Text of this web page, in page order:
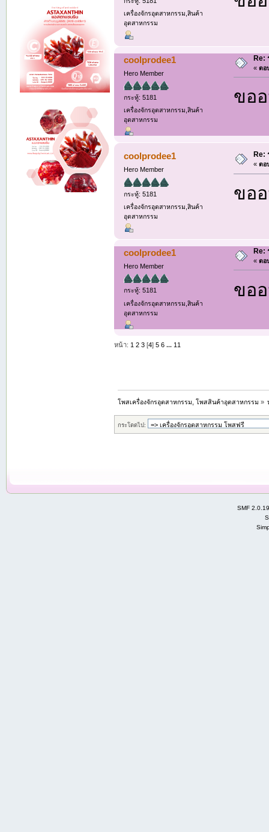
เครื่องจักรอุตสาหกรรม,สินค้า
อุตสาหกรรม
coolprodee1
Hero Member
กระทู้: 5181
เครื่องจักรอุตสาหกรรม,สินค้า
อุตสาหกรรม
Re:
« ตอ
ขอ
coolprodee1
Hero Member
กระทู้: 5181
เครื่องจักรอุตสาหกรรม,สินค้า
อุตสาหกรรม
Re:
« ตอ
ขอ
coolprodee1
Hero Member
กระทู้: 5181
เครื่องจักรอุตสาหกรรม,สินค้า
อุตสาหกรรม
Re:
« ตอ
ขอ
หน้า: 1 2 3[4] 5 6 ... 11
โพสเครื่องจักรอุตสาหกรรม, โพสสินค้าอุตสาหกรรม »
กระโดดไป:
SMF 2.0.19